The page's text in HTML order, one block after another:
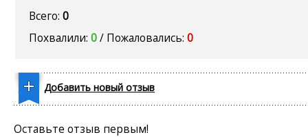
Всего: 0
Похвалили: 0/ Пожаловались: 0
Добавить новый отзыв
Оставьте отзыв первым!